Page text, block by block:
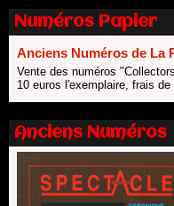
13/06/2026
Nomination de Nathalie
direction du Théâtre de
13/06/2026
Dispositif SACD Auteurs
18/03/2026
Numéros Papier
Anciens Numéros de La
Vente des numéros
10 euros l'exemplaire, frais
Anciens Numéros